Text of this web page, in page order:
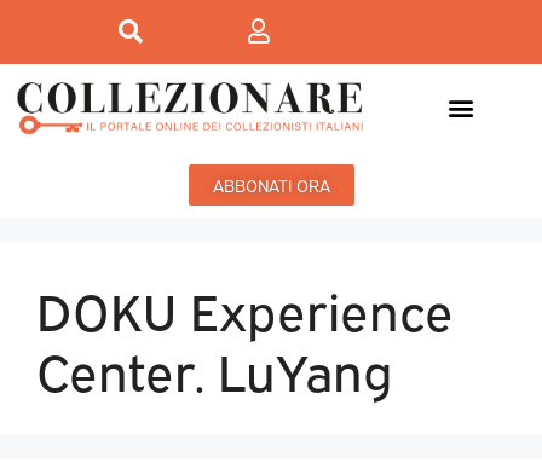
ABBONATI ORA
DOKU Experience
Center. LuYang